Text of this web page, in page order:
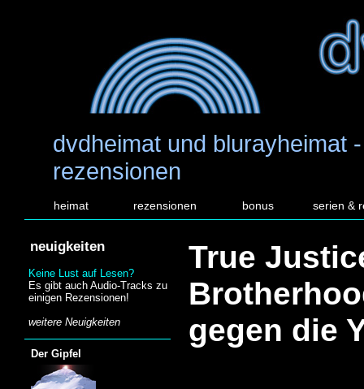
dvdheimat und blurayheimat
rezensionen
heimat rezensionen bonus serien &
neuigkeiten
Keine Lust auf Lesen?
Es gibt auch Audio-Tracks zu
einigen Rezensionen!
weitere Neuigkeiten
Der Gipfel
True
gegen die